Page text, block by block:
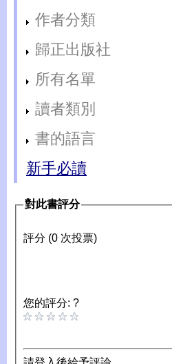
作者分類
歸正出版社
所有名單
讀者類別
書的語言
新手必讀
對此書評分
評分 (0 次投票)
您的評分: ?